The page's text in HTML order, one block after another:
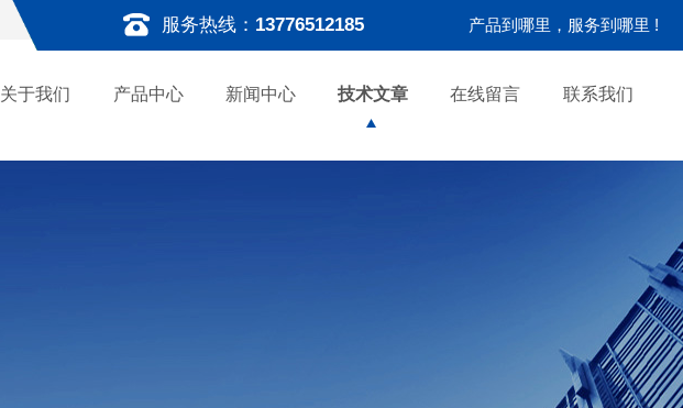
服务热线： 13776512185 产品到哪里，服务到哪里 !
关于我们 产品中心 新闻中心 技术文章 在线留言 联系我们